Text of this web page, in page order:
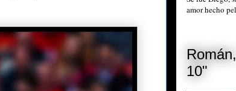
amor hecho
10"